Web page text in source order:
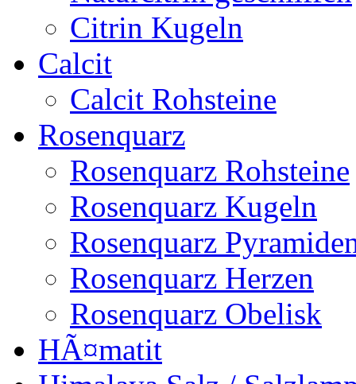
Citrin Kugeln
Calcit
Calcit Rohsteine
Rosenquarz
Rosenquarz Rohsteine
Rosenquarz Kugeln
Rosenquarz
Rosenquarz Herzen
Rosenquarz Obelisk
HÃ¤matit